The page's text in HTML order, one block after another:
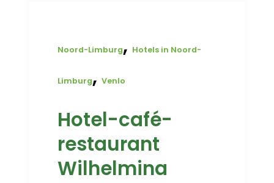
Noord-Limburg, Hotels in Noord-
Limburg,Venlo
Hotel-café-
restaurant
Wilhelmina